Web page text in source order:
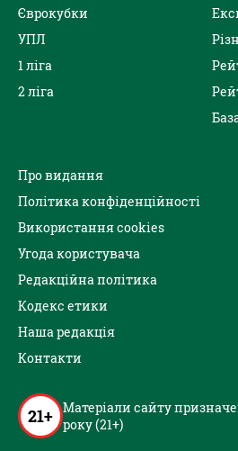
Єврокубки
УПЛ
1 ліга
2 ліга
Про видання
Політика конфіденційності
Використання cookies
Угода користувача
Редакційна політика
Кодекс етики
Наша редакція
Контакти
21+ Матеріали сайту
року (21+)